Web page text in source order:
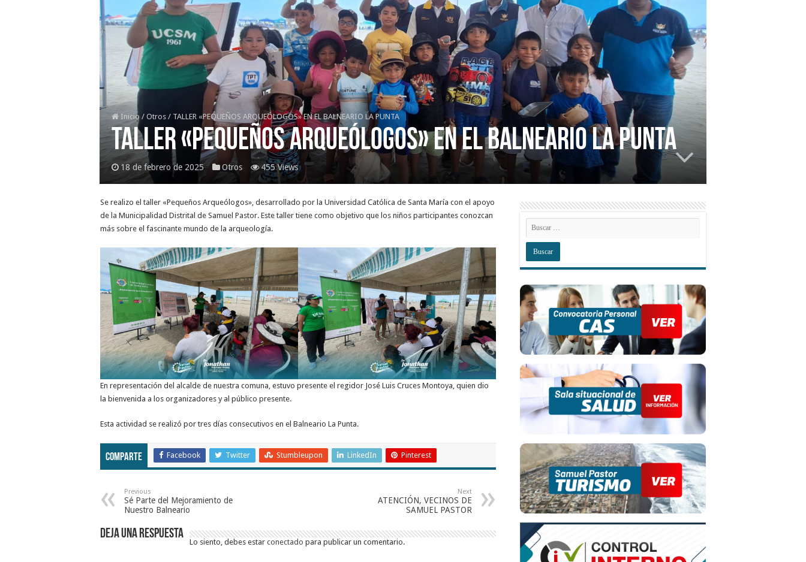
Inicio / Otros / TALLER «PEQUEÑOS ARQUEÓLOGOS» EN EL BALNEARIO LA PUNTA
TALLER «PEQUEÑOS ARQUEÓLOGOS» EN EL BALNEARIO LA PUNTA
18 de febrero de 2025 Otros 455 Views
Se realizo el taller «Pequeños Arqueólogos», desarrollado por la Universidad Católica de Santa María con el apoyo
de la Municipalidad Distrital de Samuel Pastor. Este taller tiene como objetivo que los niños participantes conozcan
más sobre el fascinante mundo de la arqueología.
En representación del alcalde de nuestra comuna, estuvo presente el regidor José Luis Cruces Montoya, quien dio
la bienvenida a los organizadores y al público presente.
Esta actividad se realizó por tres días consecutivos en el Balneario La Punta.
Comparte Facebook Twitter Stumbleupon LinkedIn Pinterest
Previous
Sé Parte del Mejoramiento de
Nuestro Balneario
Next
ATENCIÓN, VECINOS DE
SAMUEL PASTOR
Deja una respuesta
Lo siento, debes estar conectado para publicar un comentario.